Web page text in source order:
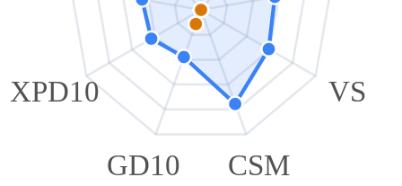
VS
CSM
GD10
XPD10